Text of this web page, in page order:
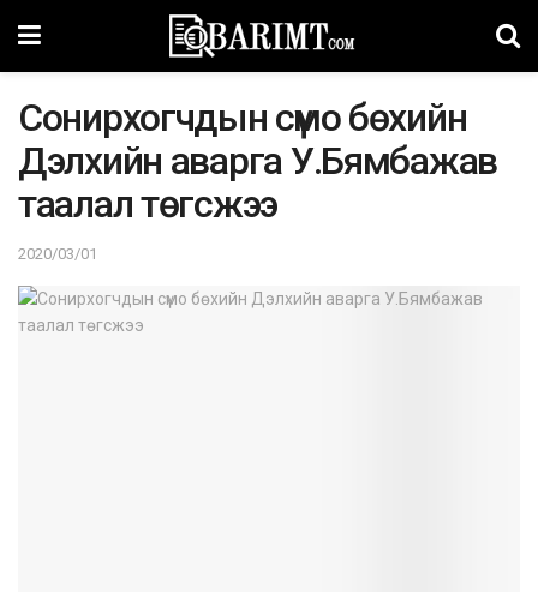
Coниpxoгчдын cүмo бөхийн
Дэлхийн aвapгa У.Бямбaжaв
тaaлaл төгcжээ
2020/03/01